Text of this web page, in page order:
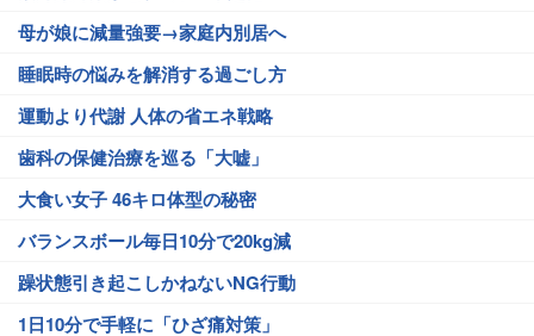
母が娘に減量強要→家庭内別居へ
睡眠時の悩みを解消する過ごし方
運動より代謝 人体の省エネ戦略
歯科の保健治療を巡る「大嘘」
大食い女子 46キロ体型の秘密
バランスボール毎日10分で20kg減
躁状態引き起こしかねないNG行動
1日10分で手軽に「ひざ痛対策」